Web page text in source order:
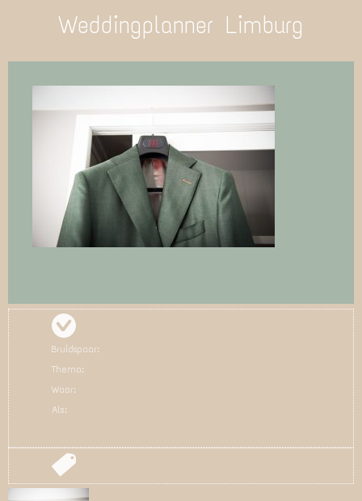
Weddingplanner Limburg
Bruidspaar:
Thema:
Waar:
Als: